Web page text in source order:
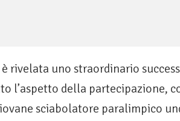
rivelata uno straordinario
l’aspetto della partecipazione,
sciabolatore paralimpico